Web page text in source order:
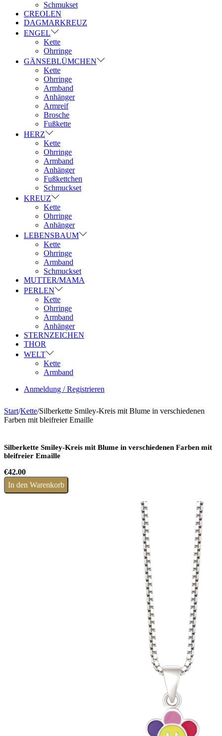
Schmukset
CREOLEN
DAGMARKREUZ
ENGEL
Kette
Ohrringe
GÄNSEBLÜMCHEN
Kette
Ohrringe
Armband
Anhänger
Armreif
Brosche
Fußkette
HERZ
Kette
Ohrringe
Armband
Anhänger
Fußkettchen
Schmuckset
KREUZ
Kette
Ohrringe
Anhänger
LEBENSBAUM
Kette
Ohrringe
Armband
Schmuckset
MUTTER/MAMA
PERLEN
Kette
Ohrringe
Armband
Anhänger
STERNZEICHEN
THOR
WELT
Kette
Armband
Anmeldung / Registrieren
Start/Kette/Silberkette Smiley-Kreis mit Blume in verschiedenen
Farben mit bleifreier Emaille
Silberkette Smiley-Kreis mit Blume in verschiedenen Farben mit
bleifreier Emaille
€42.00
In den Warenkorb